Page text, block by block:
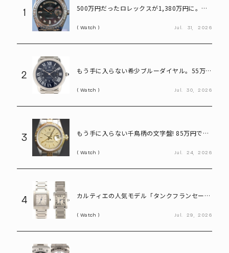
1
500万円だったロレックスが1,380万円に。プ
Watch Jul. 31, 2026
2
もう手に入らない希少ブルーダイヤル。55万円
Watch Jul. 30, 2026
3
もう手に入らない千鳥柄の文字盤! 85万円で買
Ref.69173」
Watch Jul. 24, 2026
4
カルティエの人気モデル「タンクフランセー
Watch Jul. 29, 2026